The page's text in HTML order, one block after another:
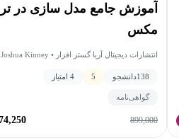
آموزش جامع مدل سازی در
مکس
انتشارات دیجیتال آریا گستر افزار • Joshua Kinney
138دانشجو 5 4 امتیاز
گواهی‌نامه
899,000